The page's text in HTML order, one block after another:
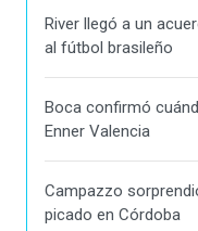
River llegó a un
al fútbol brasileño
Boca confirmó
Enner Valencia
Campazzo
picado en Córdoba